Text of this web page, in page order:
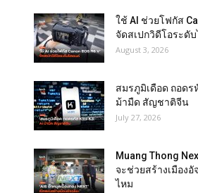
ใช้ AI ช่วยโฟกัส
จัดสเปกวิดีโอระดับ
August 3, 2026
สมรภูมิเดือด ถอดร
ม้ามืด สัญชาติจีน
July 27, 2026
Muang Thong
จะช่วยสร้างเมืองอั
ไหม